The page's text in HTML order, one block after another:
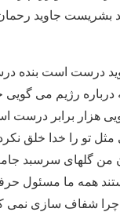
بشریست جاوید
درست است بنده
رژیم می
هزار برابر درست
تو را خدا خلق
من گلهای سرسبد
همه ما مسئول
چرا شفاف سازی نمی